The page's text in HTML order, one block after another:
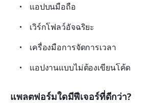
แอปบนมือถือ
เวิร์กโฟลว์อัจฉริยะ
เครื่องมือการจัดการเวลา
แอปงานแบบไม่ต้องเขียนโค้ด
แพลตฟอร์มใดมีฟีเจอร์ที่ดีกว่า?